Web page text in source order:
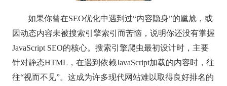
如果你曾在SEO优化中遇到过“内容隐身”的尴尬，或
因动态内容未被搜索引擎索引而苦恼，说明你还没有掌握
JavaScript SEO的核心。搜索引擎爬虫最初设计时，主要
针对静态HTML，在遇到依赖JavaScript加载的内容时，往
往“视而不见”。这成为许多现代网站难以取得良好排名的